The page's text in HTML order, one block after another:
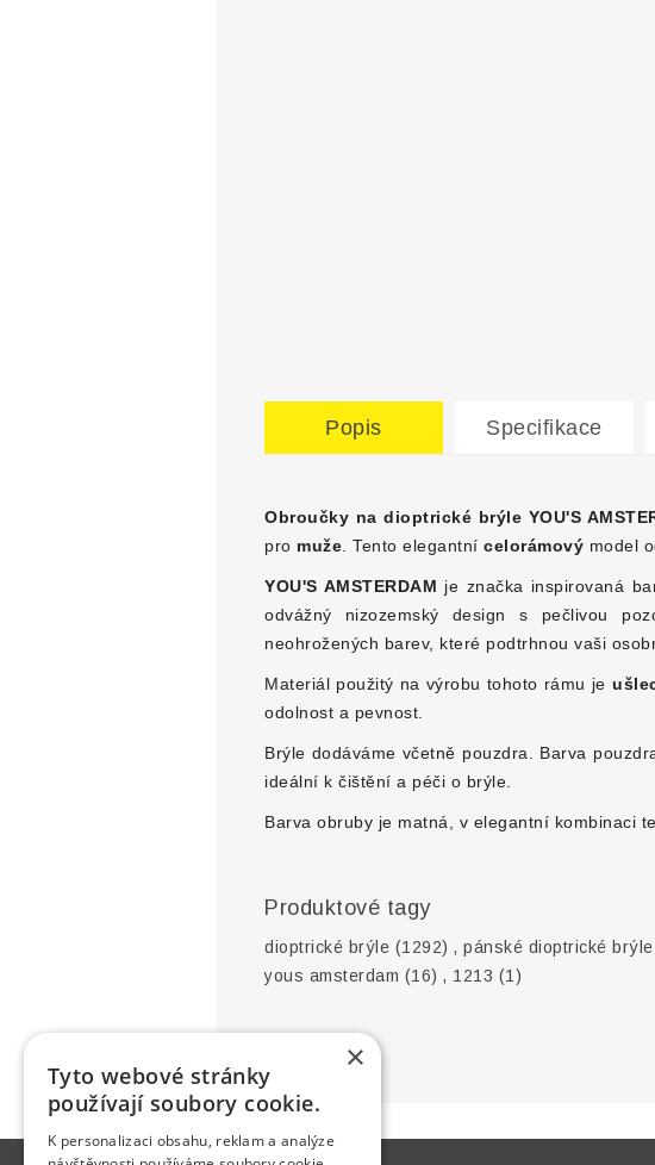
Popis Specifikace
Obroučky na dioptrické brýle YOU'S
pro muže . Tento elegantní celorámový model
YOU'S AMSTERDAM je značka inspirovaná
odvážný nizozemský design s pečlivou
neohrožených barev, které podtrhnou vaši
Materiál použitý na výrobu tohoto rámu je
odolnost a pevnost.
Brýle dodáváme včetně pouzdra. Barva
ideální k čištění a péči o brýle.
Barva obruby je matná, v elegantní kombinaci
Produktové tagy
dioptrické brýle (1292) , pánské dioptrické brýle
yous amsterdam (16) , 1213 (1)
×
Tyto webové stránky
používají soubory cookie.
K personalizaci obsahu, reklam a analýze